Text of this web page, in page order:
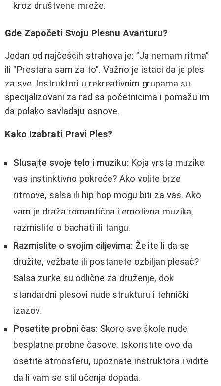
kroz društvene mreže.
Gde Započeti Svoju Plesnu Avanturu?
Jedan od najčešćih strahova je: "Ja nemam ritma"
ili "Prestara sam za to". Važno je istaci da je ples
za sve. Instruktori u rekreativnim grupama su
specijalizovani za rad sa početnicima i pomažu im
da polako savladaju osnove.
Kako Izabrati Pravi Ples?
Slusajte svoje telo i muziku: Koja vrsta muzike
vas instinktivno pokreće? Ako volite brze
ritmove, salsa ili hip hop mogu biti za vas. Ako
vam je draža romantična i emotivna muzika,
razmislite o bachati ili tangu.
Razmislite o svojim ciljevima: Želite li da se
družite, vežbate ili postanete ozbiljan plesač?
Salsa zurke su odlične za druženje, dok
standardni plesovi nude strukturu i tehnički
izazov.
Posetite probni čas: Skoro sve škole nude
besplatne probne časove. Iskoristite ovo da
osetite atmosferu, upoznate instruktora i vidite
da li vam se stil učenja dopada.